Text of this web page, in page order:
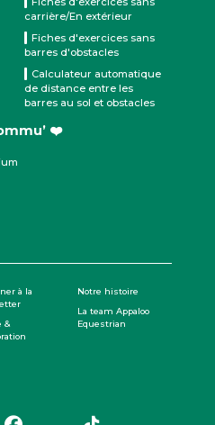
carrière/En extérieur
Fiches d'exercices sans
barres d'obstacles
Calculateur automatique
de distance entre les
barres au sol et obstacles
❤️
à la
&
Notre histoire
La team Appaloo
Equestrian